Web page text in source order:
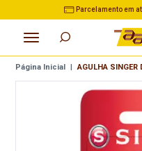
Parcelamento em
Página Inicial | AGULHA